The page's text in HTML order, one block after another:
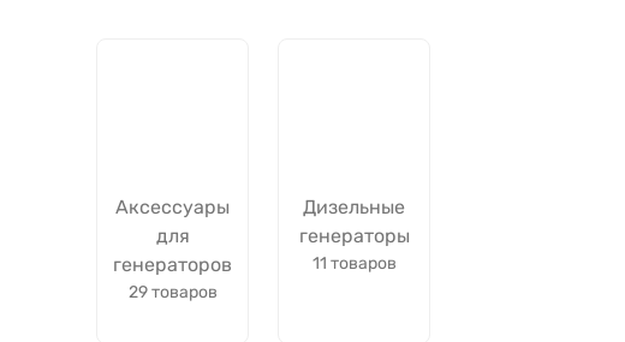
Аксессуары
для
генераторов
29 товаров
Дизельные
генераторы
11 товаров